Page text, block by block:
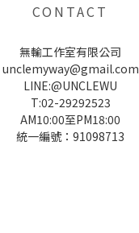
CONTACT
無輸工作室有限公司
unclemyway@gmail.com
LINE:@UNCLEWU
T:02-29292523
AM10:00至PM18:00
統一編號：91098713